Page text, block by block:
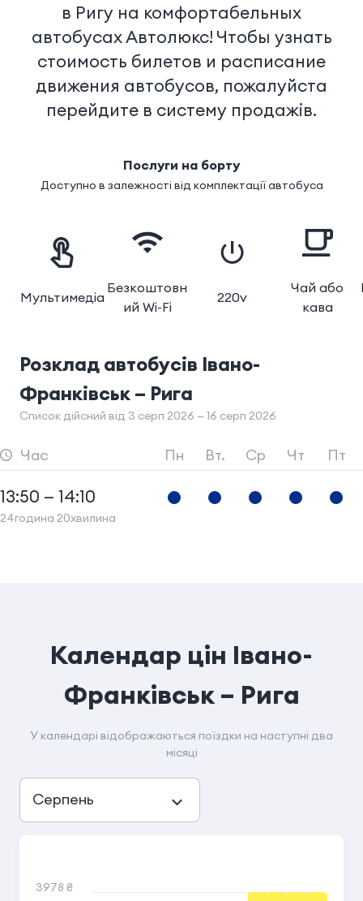
в Ригу на комфортабельных
автобусах Автолюкс! Чтобы узнать
стоимость билетов и расписание
движения автобусов, пожалуйста
перейдите в систему продажів.
Послуги на борту
Доступно в залежності від комплектації автобуса
Мультимедіа
Безкоштовн
ий Wi-Fi
220v
Чай або
кава
Розклад автобусів Івано-
Франківськ – Рига
Список дійсний від 3 серп 2026 — 16 серп 2026
Час Пн Вт. Ср Чт Пт
13:50 — 14:10
24година 20хвилина
Календар цін Івано-
Франківськ – Рига
У календарі відображаються поїздки на наступні два
місяці
Серпень
3978 ₴